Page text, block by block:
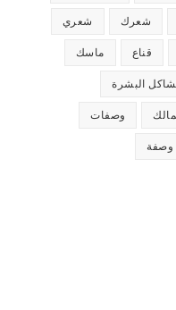
شعرك شعري
قناع ماسك
البشرة
وصفات
وصفة